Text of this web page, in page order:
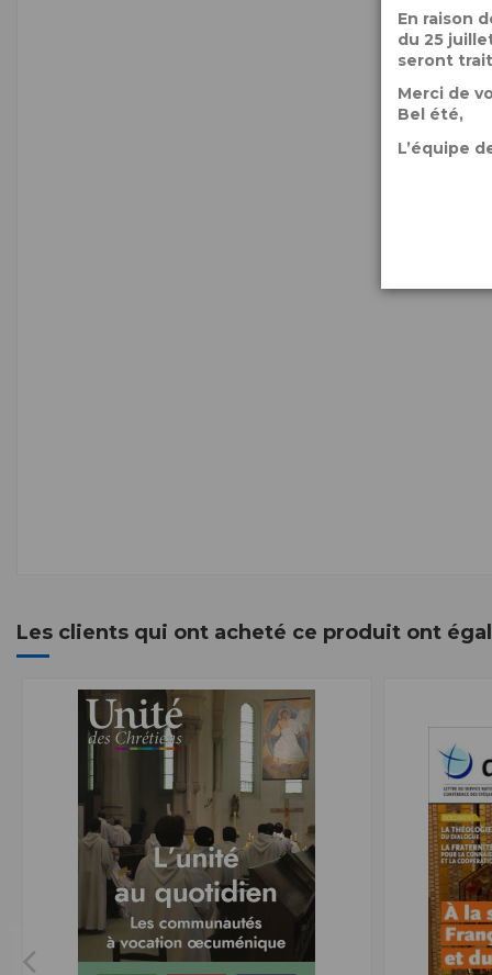
Les clients qui ont acheté ce produit ont
En raison
du 25
seront
Merci de
Bel été,
L’équipe